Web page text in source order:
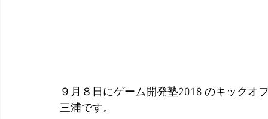
９月８日にゲーム開発塾2018 のキックオ
三浦です。